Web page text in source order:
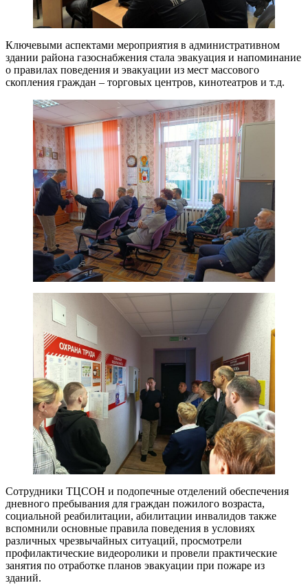
Ключевыми аспектами мероприятия в административном
здании района газоснабжения стала эвакуация и напоминание
о правилах поведения и эвакуации из мест массового
скопления граждан – торговых центров, кинотеатров и т.д.
Сотрудники ТЦСОН и подопечные отделений обеспечения
дневного пребывания для граждан пожилого возраста,
социальной реабилитации, абилитации инвалидов также
вспомнили основные правила поведения в условиях
различных чрезвычайных ситуаций, просмотрели
профилактические видеоролики и провели практические
занятия по отработке планов эвакуации при пожаре из
зданий.